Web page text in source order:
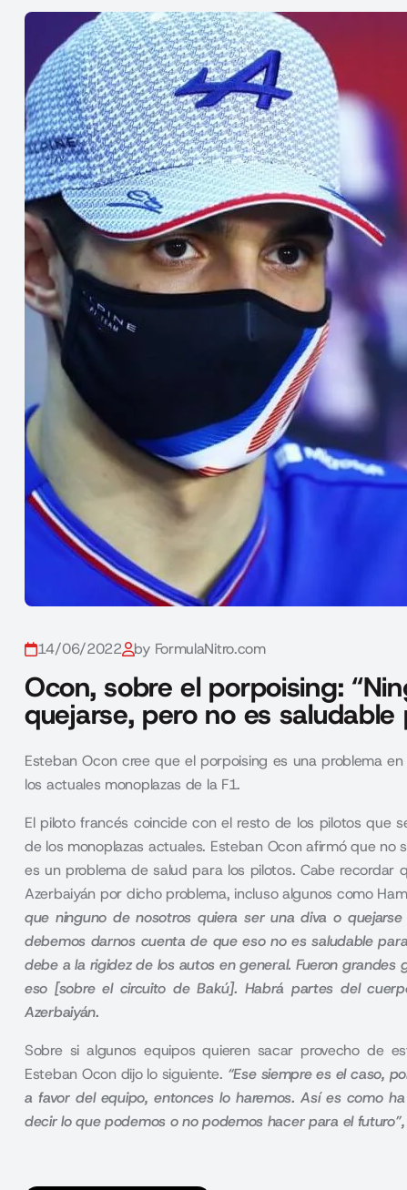
14/06/2022 by FormulaNitro.com
Ocon, sobre el porpoising:
quejarse, pero no es saludable
Esteban Ocon cree que el porpoising es una problema
los actuales monoplazas de la F1.
El piloto francés coincide con el resto de los pilotos que
de los monoplazas actuales. Esteban Ocon afirmó que no
es un problema de salud para los pilotos. Cabe recordar
Azerbaiyán por dicho problema, incluso algunos como
que ninguno de nosotros quiera ser una diva o
debemos darnos cuenta de que eso no es saludable
debe a la rigidez de los autos en general. Fueron
eso [sobre el circuito de Bakú]. Habrá partes del
Azerbaiyán.
Sobre si algunos equipos quieren sacar provecho de
Esteban Ocon dijo lo siguiente. “Ese siempre es el caso,
a favor del equipo, entonces lo haremos. Así es como
decir lo que podemos o no podemos hacer para el